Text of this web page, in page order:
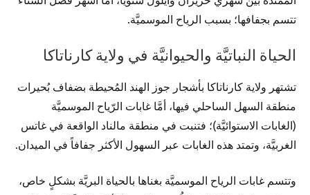
تتسم بجفافها؛ بسبب الرياح الموسميَّة.
الحياة النباتيَّة والحيوانيَّة في ولاية كارناتاكا
تشتهر ولاية كارناتاكا بأشجار جوز الهند المُحيطة بضفاف بُحيرات
منطقة السهل الساحلي فيها، أمَّا غابات الرّياح الموسميَّة
(الغابات الاستوائيَّة)؛ فتنبت في منطقة مالناد الواقعة في غاتس
الغربيَّة، وتمتد هذه الغابات عبر السهول الأكثر جفافاً في الميدان.
وتتسم غابات الرياح الموسميَّة بغناها بالحياة البريَّة بشكلٍ خاص،